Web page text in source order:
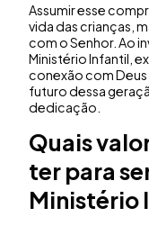
Assumir esse
vida das crianças,
com o Senhor. Ao
Ministério Infantil,
conexão com
futuro dessa
dedicação.
Quais
ter para
Ministério